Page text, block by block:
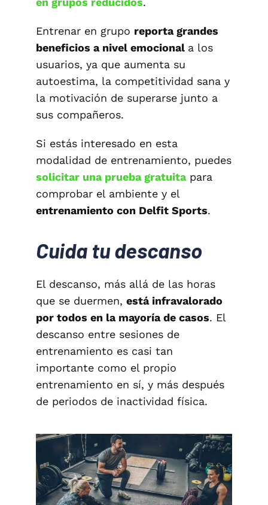
Entrenar en grupo reporta grandes
beneficios a nivel emocional a los
usuarios, ya que aumenta su
autoestima, la competitividad sana y
la motivación de superarse junto a
sus compañeros.
Si estás interesado en esta
modalidad de entrenamiento, puedes
solicitar una prueba gratuitapara
comprobar el ambiente y el
entrenamiento con Delfit Sports.
Cuida tu descanso
El descanso, más allá de las horas
que se duermen, está infravalorado
por todos en la mayoría de casos. El
descanso entre sesiones de
entrenamiento es casi tan
importante como el propio
entrenamiento en sí, y más después
de periodos de inactividad física.